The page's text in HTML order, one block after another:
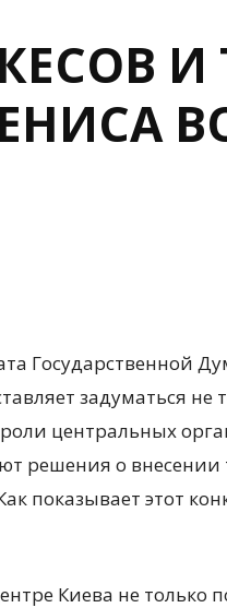
Государственной
задуматься не
центральных
решения о внесении
показывает этот
Киева не только